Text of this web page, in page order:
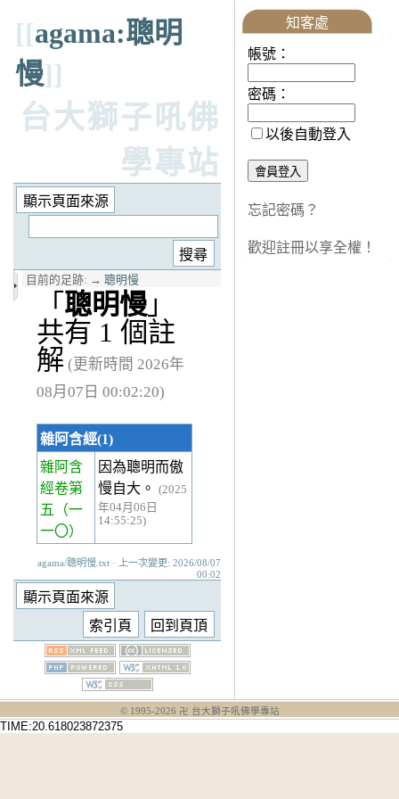
[[agama:聰明
慢]]
台大獅子吼佛
學專站
目前的足跡: → 聰明慢
「 聰明慢 」
共有 1 個註
解 (更新時間 2026年
08月07日 00:02:20)
雜阿含經(1)
雜阿含
經卷第
五
（一
一〇）
因為聰明而傲
慢自大。
(2025
年04月06日
14:55:25)
agama/聰明慢.txt · 上一次變更: 2026/08/07
00:02
知客處
帳號：
密碼：
以後自動登入
忘記密碼？
歡迎註冊以享全權！
© 1995-2026 卍 台大獅子吼佛學專站
TIME:20.618023872375